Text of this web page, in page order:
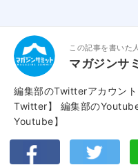
この記事を書いた人
マガジンサ
編集部のTwitterアカウン
Twitter】
編集部の
Youtube】